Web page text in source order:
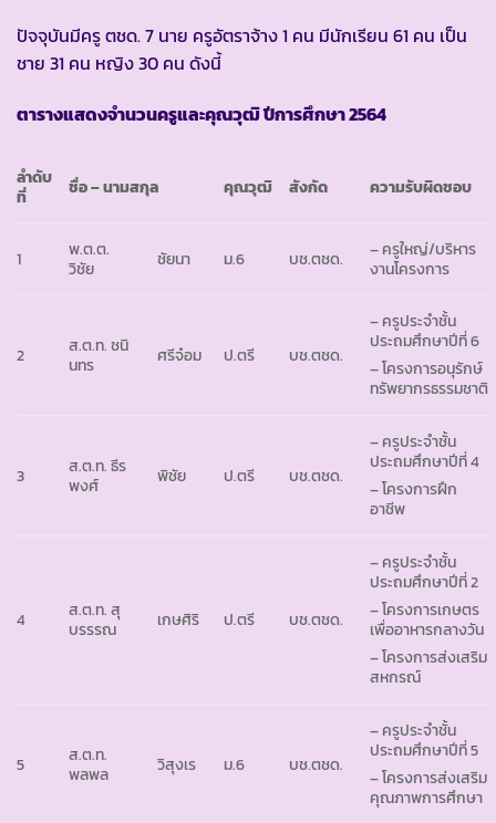
ปัจจุบันมีครู ตชด. 7 นาย ครูอัตราจ้าง 1 คน มีนักเรียน 61 คน เป็น
ชาย 31 คน หญิง 30 คน ดังนี้
ตารางแสดงจำนวนครูและคุณวุฒิ ปีการศึกษา2564
ลำดับ
ที่
ชื่อ – นามสกุล คุณวุฒิ สังกัด ความรับผิดชอบ
1
พ.ต.ต.
วิชัย
ชัยนา ม.6 บช.ตชด.
– ครูใหญ่/บริหาร
งานโครงการ
2
ส.ต.ท. ชนิ
นทร
ศรีจ๋อม ป.ตรี บช.ตชด.
– ครูประจำชั้น
ประถมศึกษาปีที่ 6
– โครงการอนุรักษ์
ทรัพยากรธรรมชาติ
3
ส.ต.ท. ธีร
พงศ์
พิชัย ป.ตรี บช.ตชด.
– ครูประจำชั้น
ประถมศึกษาปีที่ 4
– โครงการฝึก
อาชีพ
4
ส.ต.ท. สุ
บรรรณ
เกษศิริ ป.ตรี บช.ตชด.
– ครูประจำชั้น
ประถมศึกษาปีที่ 2
– โครงการเกษตร
เพื่ออาหารกลางวัน
– โครงการส่งเสริม
สหกรณ์
5
ส.ต.ท.
พลพล
วิสุงเร ม.6 บช.ตชด.
– ครูประจำชั้น
ประถมศึกษาปีที่ 5
– โครงการส่งเสริม
คุณภาพการศึกษา